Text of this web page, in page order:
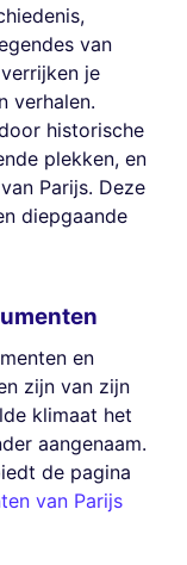
van
je
verhalen.
historische
plekken, en
Parijs. Deze
diepgaande
en
zijn van zijn
klimaat het
aangenaam.
de pagina
van Parijs